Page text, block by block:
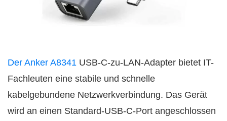
Der Anker A8341 USB-C-zu-LAN-Adapter bietet IT-
Fachleuten eine stabile und schnelle
kabelgebundene Netzwerkverbindung. Das Gerät
wird an einen Standard-USB-C-Port angeschlossen